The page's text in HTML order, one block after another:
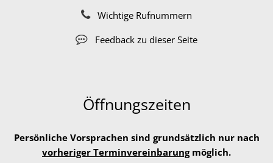
Wichtige Rufnummern
Feedback zu dieser Seite
Öffnungszeiten
Persönliche Vorsprachen sind grundsätzlich nur nach
vorheriger Terminvereinbarungmöglich.